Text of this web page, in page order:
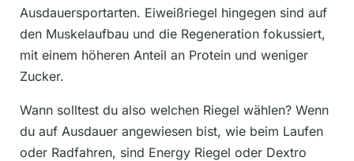
Ausdauersportarten. Eiweißriegel hingegen sind auf
den Muskelaufbau und die Regeneration fokussiert,
mit einem höheren Anteil an Protein und weniger
Zucker.
Wann solltest du also welchen Riegel wählen? Wenn
du auf Ausdauer angewiesen bist, wie beim Laufen
oder Radfahren, sind Energy Riegel oder Dextro